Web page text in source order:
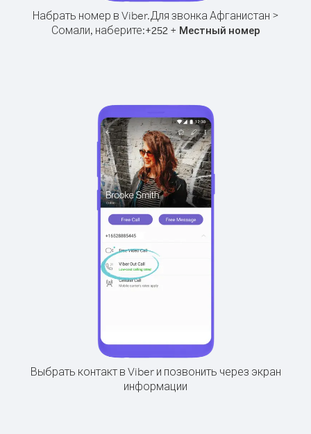
Набрать номер в Viber.Для звонка Афганистан >
Сомали, наберите:+252+ Местный номер
Выбрать контакт в Viber и позвонить через экран
информации